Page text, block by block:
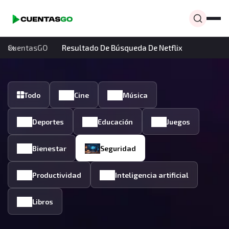
CuentasGO Resultado De Búsqueda De Netflix
Todo Cine Música
Deportes Educación Juegos
Bienestar Seguridad
Productividad Inteligencia artificial
Libros